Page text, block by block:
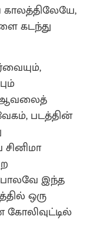
காலத்திலேயே,
கடந்து
ஆவலைத்
படத்தின்
இந்த
ஒரு